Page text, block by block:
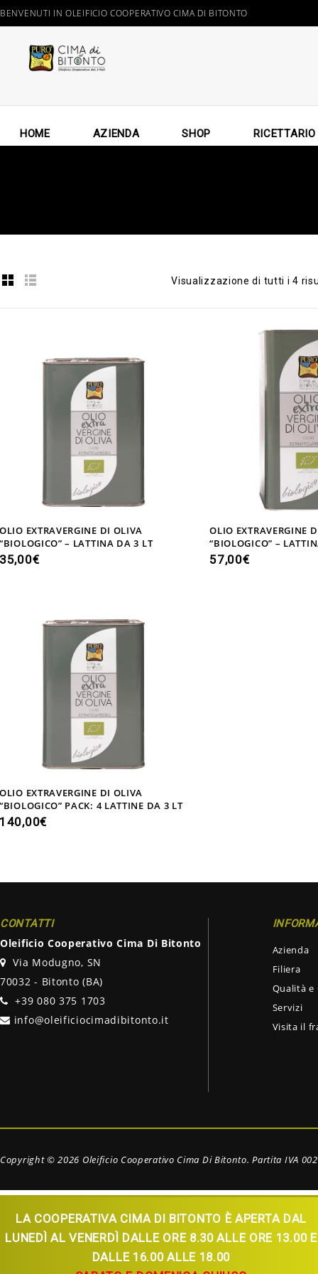
BENVENUTI IN OLEIFICIO COOPERATIVO CIMA DI BITONTO
HOME AZIENDA SHOP RICETTARIO
Visualizzazione di tutti i 4
OLIO EXTRAVERGINE DI OLIVA
“BIOLOGICO” – LATTINA DA 3 LT
35,00€
OLIO EXTRAVERGINE
“BIOLOGICO” –
57,00€
OLIO EXTRAVERGINE DI OLIVA
“BIOLOGICO” PACK: 4 LATTINE DA 3 LT
140,00€
CONTATTI
Oleificio Cooperativo Cima Di Bitonto
Via Modugno, SN
70032 - Bitonto (BA)
+39 080 375 1703
info@oleificiocimadibitonto.it
Azienda
Filiera
Qualità e
Servizi
Visita il
Copyright © 2026 Oleificio Cooperativo Cima Di Bitonto. Partita IVA
LA COOPERATIVA CIMA DI BITONTO È APERTA DAL
LUNEDÌ AL VENERDÌ DALLE ORE 8.30 ALLE ORE 13.00 E
DALLE 16.00 ALLE 18.00